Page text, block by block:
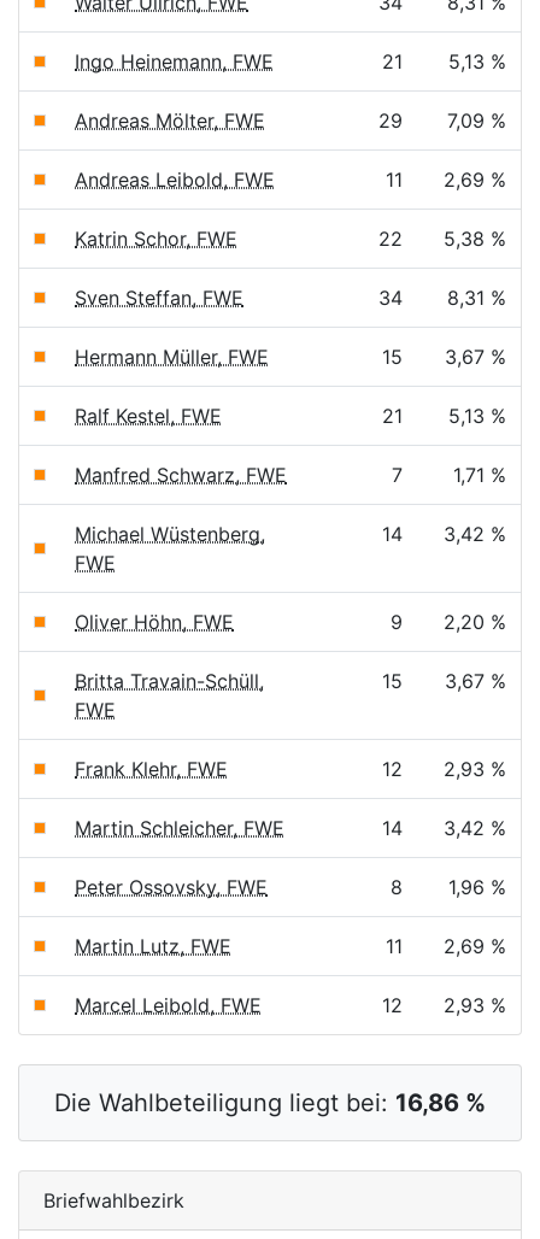
Ingo Heinemann, FWE 21 5,13 %
Andreas Mölter, FWE 29 7,09 %
Andreas Leibold, FWE 11 2,69 %
Katrin Schor, FWE 22 5,38 %
Sven Steffan, FWE 34 8,31 %
Hermann Müller, FWE 15 3,67 %
Ralf Kestel, FWE 21 5,13 %
Manfred Schwarz, FWE 7 1,71 %
Michael Wüstenberg,
FWE
14 3,42 %
Oliver Höhn, FWE 9 2,20 %
Britta Travain-Schüll,
FWE
15 3,67 %
Frank Klehr, FWE 12 2,93 %
Martin Schleicher, FWE 14 3,42 %
Peter Ossovsky, FWE 8 1,96 %
Martin Lutz, FWE 11 2,69 %
Marcel Leibold, FWE 12 2,93 %
Die Wahlbeteiligung liegt bei: 16,86 %
Briefwahlbezirk